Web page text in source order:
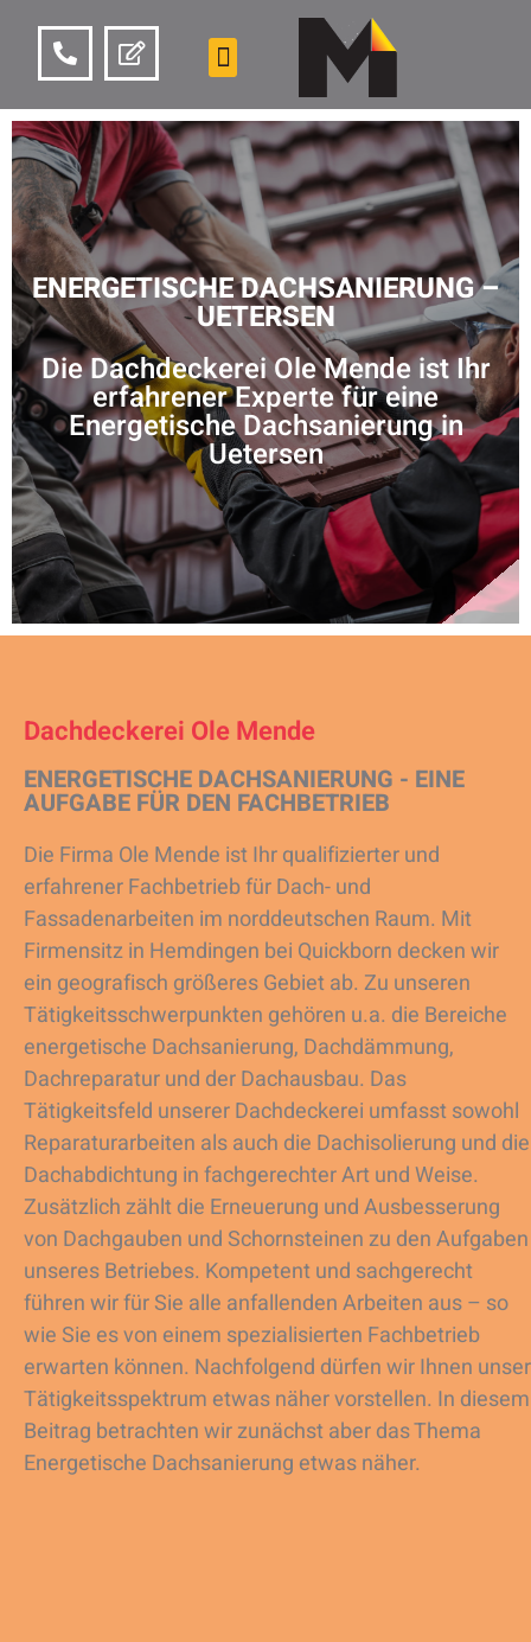
ENERGETISCHE DACHSANIERUNG –
UETERSEN
Die Dachdeckerei Ole Mende ist Ihr
erfahrener Experte für eine
Energetische Dachsanierung in
Uetersen
Dachdeckerei Ole Mende
ENERGETISCHE DACHSANIERUNG - EINE
AUFGABE FÜR DEN FACHBETRIEB
Die Firma Ole Mende ist Ihr qualifizierter und
erfahrener Fachbetrieb für Dach- und
Fassadenarbeiten im norddeutschen Raum. Mit
Firmensitz in Hemdingen bei Quickborn decken wir
ein geografisch größeres Gebiet ab. Zu unseren
Tätigkeitsschwerpunkten gehören u.a. die Bereiche
energetische Dachsanierung, Dachdämmung,
Dachreparatur und der Dachausbau. Das
Tätigkeitsfeld unserer Dachdeckerei umfasst sowohl
Reparaturarbeiten als auch die Dachisolierung und die
Dachabdichtung in fachgerechter Art und Weise.
Zusätzlich zählt die Erneuerung und Ausbesserung
von Dachgauben und Schornsteinen zu den Aufgaben
unseres Betriebes. Kompetent und sachgerecht
führen wir für Sie alle anfallenden Arbeiten aus – so
wie Sie es von einem spezialisierten Fachbetrieb
erwarten können. Nachfolgend dürfen wir Ihnen unser
Tätigkeitsspektrum etwas näher vorstellen. In diesem
Beitrag betrachten wir zunächst aber das Thema
Energetische Dachsanierung etwas näher.